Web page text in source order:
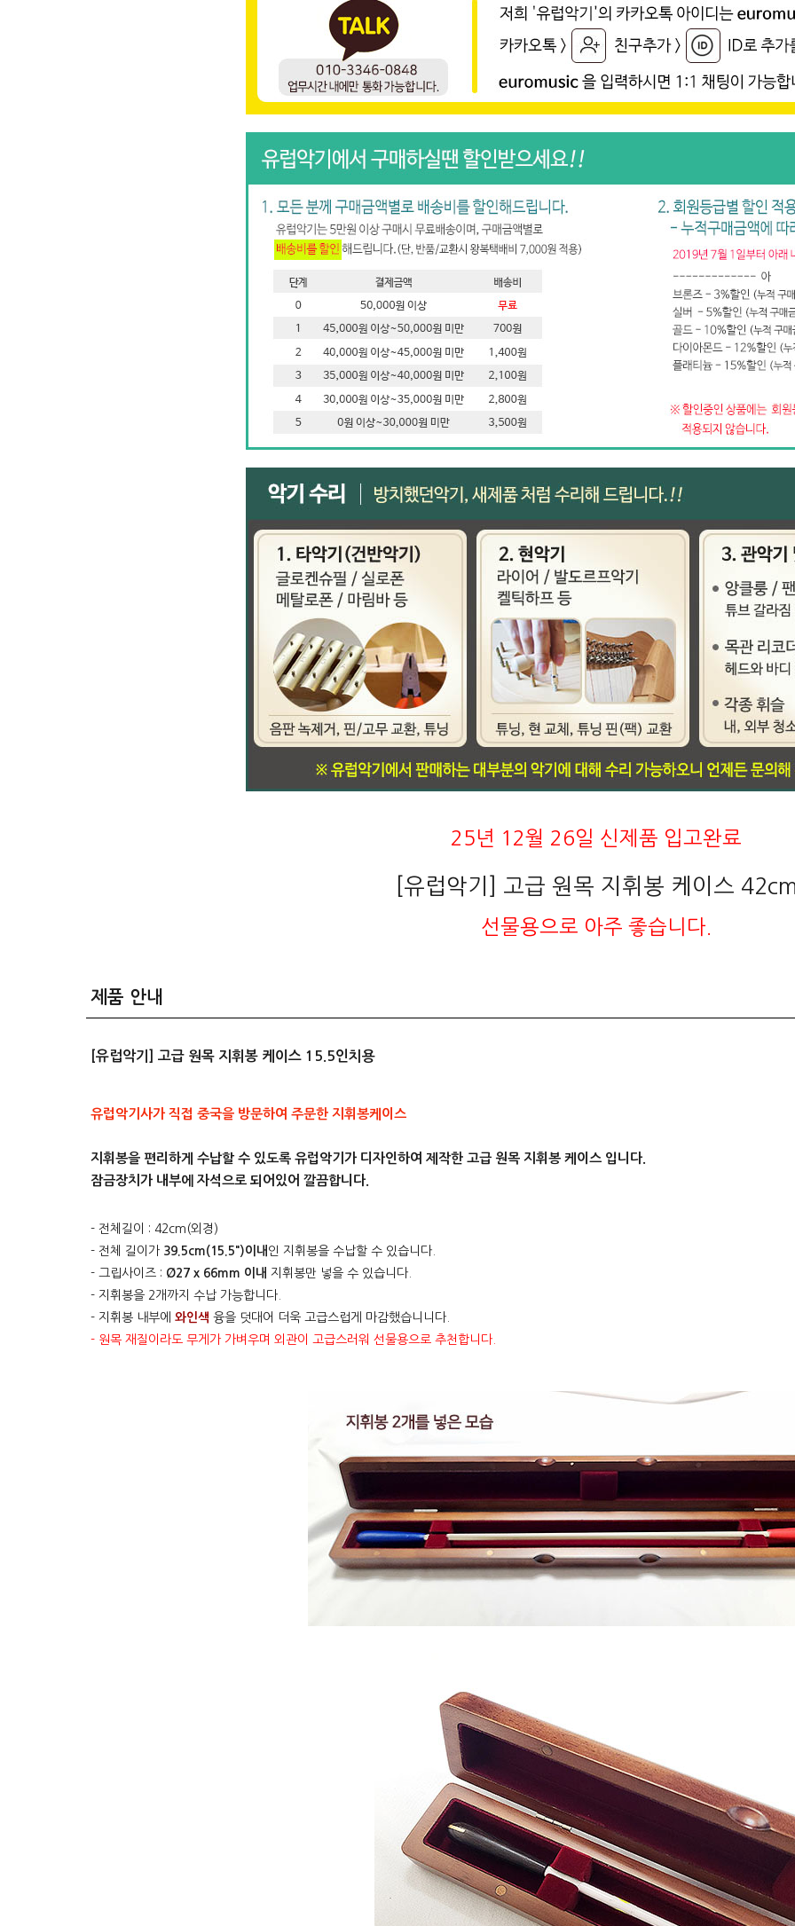
25년 12월 26일 신제품 입고완료
[유럽악기] 고급 원목 지휘봉 케이스
선물용으로 아주 좋습니다.
제품 안내
[유럽악기] 고급 원목 지휘봉 케이스 15.5인치용
유럽악기사가 직접 중국을 방문하여 주문한 지휘봉케이스
지휘봉을 편리하게 수납할 수 있도록 유럽악기가 디자인하여 제작한 고급 원목 지휘봉 케이스 입니다.
잠금장치가 내부에 자석으로 되어있어 깔끔합니다.
- 전체길이 : 42cm(외경)
- 전체 길이가 39.5cm(15.5")이내 인 지휘봉을 수납할 수 있습니다.
- 그립사이즈 : Ø27 x 66mm 이내 지휘봉만 넣을 수 있습니다.
- 지휘봉을 2개까지 수납 가능합니다.
- 지휘봉 내부에
와인색 융을 덧대어 더욱 고급스럽게 마감했습니니다.
- 원목 재질이라도 무게가 가벼우며 외관이 고급스러워 선물용으로 추천합니다.